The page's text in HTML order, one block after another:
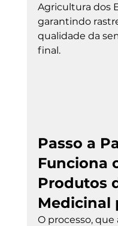
Agricultura dos
garantindo
qualidade da
final.
Passo a
Funciona
Produtos
Medicinal
O processo,